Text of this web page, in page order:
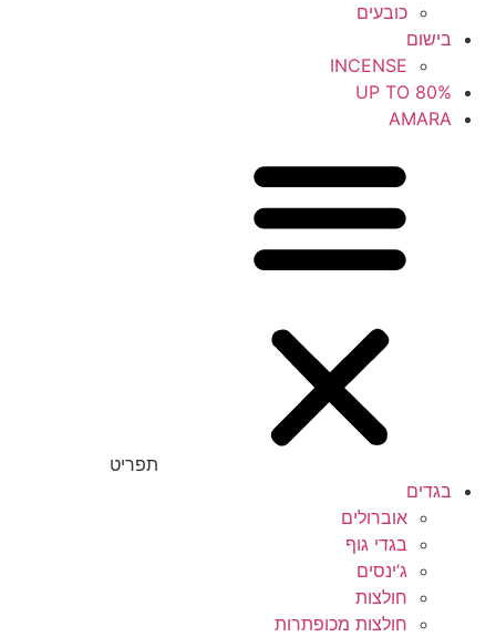
כובעים
בישום
INCENSE
UP TO 80%
AMARA
תפריט
בגדים
אוברולים
בגדי גוף
ג’ינסים
חולצות
חולצות מכופתרות